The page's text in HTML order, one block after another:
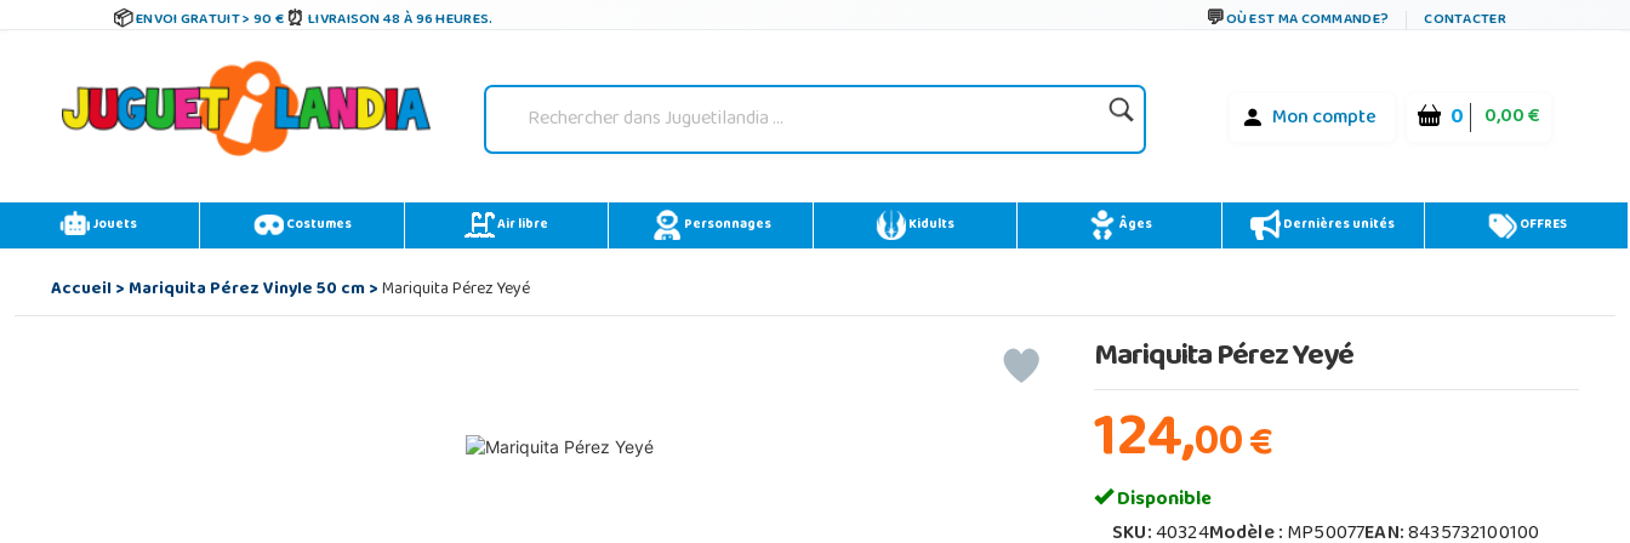
ENVOI GRATUIT > 90 € LIVRAISON 48 À 96 HEURES. OÙ EST MA COMMANDE? CONTACTER
Mon compte 0 0,00 €
Jouets Costumes Air libre Personnages Kidults Âges Dernières unités OFFRES
Accueil>Mariquita Pérez Vinyle 50 cm>Mariquita Pérez Yeyé
Mariquita Pérez Yeyé
124,00€
Disponible
SKU:40324Modèle :MP50077EAN:8435732100100